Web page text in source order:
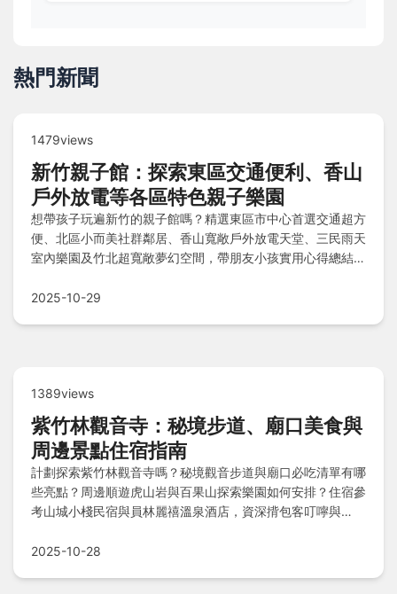
熱門新聞
1479views
新竹親子館：探索東區交通便利、香山
戶外放電等各區特色親子樂園
想帶孩子玩遍新竹的親子館嗎？精選東區市中心首選交通超方
便、北區小而美社群鄰居、香山寬敞戶外放電天堂、三民雨天
室內樂園及竹北超寬敞夢幻空間，帶朋友小孩實用心得總結與
2025-10-29
1389views
紫竹林觀音寺：秘境步道、廟口美食與
周邊景點住宿指南
計劃探索紫竹林觀音寺嗎？秘境觀音步道與廟口必吃清單有哪
些亮點？周邊順遊虎山岩與百果山探索樂園如何安排？住宿參
考山城小棧民宿與員林麗禧溫泉酒店，資深揹包客叮嚀與
2025-10-28